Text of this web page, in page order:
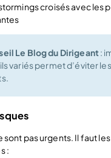
croisés avec les
Le Blog du Dirigeant:
variés permet d’éviter
sont pas urgents. Il faut les
: